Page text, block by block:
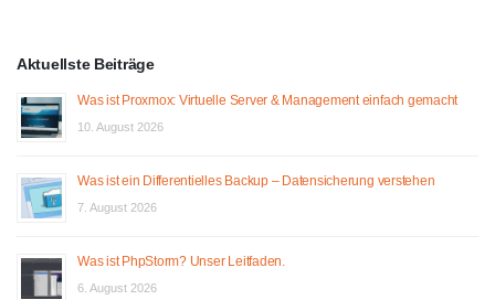
Aktuellste Beiträge
Was ist Proxmox: Virtuelle Server & Management einfach gemacht
10. August 2026
Was ist ein Differentielles Backup – Datensicherung verstehen
7. August 2026
Was ist PhpStorm? Unser Leitfaden.
6. August 2026